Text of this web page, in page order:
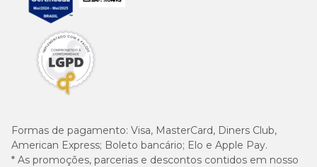
Formas de pagamento: Visa, MasterCard, Diners Club,
American Express; Boleto bancário; Elo e Apple Pay.
* As promoções, parcerias e descontos contidos em nosso